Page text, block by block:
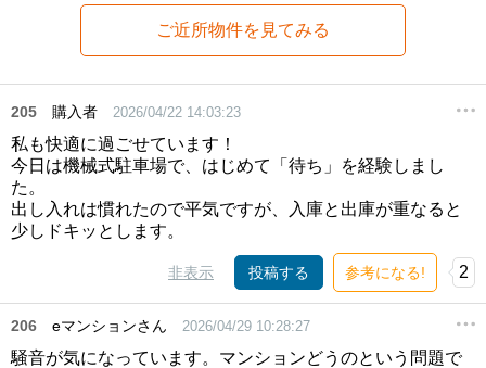
ご近所物件を見てみる
205 購入者 2026/04/22 14:03:23
私も快適に過ごせています！
今日は機械式駐車場で、はじめて「待ち」を経験しまし
た。
出し入れは慣れたので平気ですが、入庫と出庫が重なると
少しドキッとします。
非表示 投稿する 参考になる! 2
206 eマンションさん 2026/04/29 10:28:27
騒音が気になっています。マンションどうのという問題で